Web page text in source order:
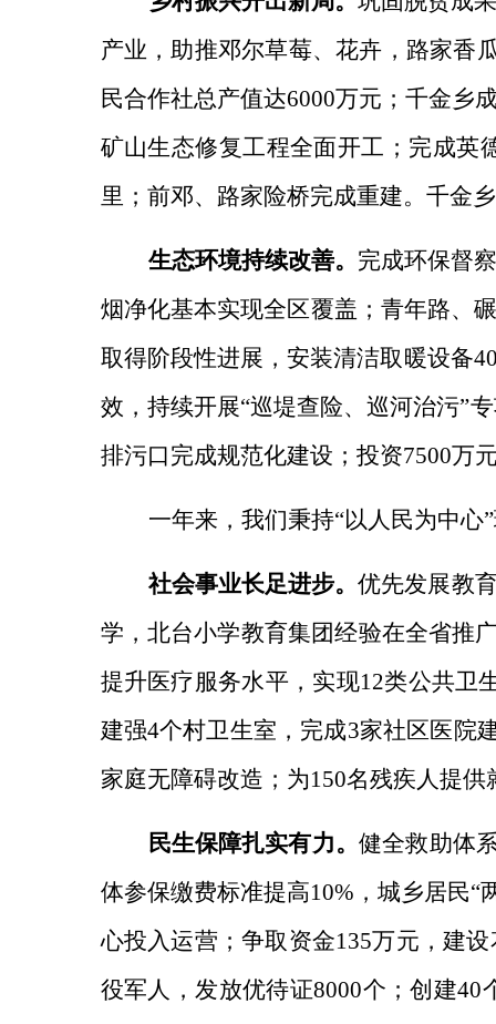
产业，助推邓尔草莓、花卉，路家香
民合作社总产值达6000万元；千金乡
矿山生态修复工程全面开工；完成英
里；前邓、路家险桥完成重建。千金
生态环境持续改善。 完成环保督
烟净化基本实现全区覆盖；青年路、
取得阶段性进展，安装清洁取暖设备
效， 持续开展“巡堤查险、巡河治污”
排污口完成规范化建设；投资7500万
一年来，我们秉持“以人民为中
社会事业长足进步。优先发展教
学，北台小学教育集团经验在全省推
提升医疗服务水平， 实现12类公共卫
建强4个村卫生室，完成3家社区医院
家庭无障碍改造；为150名残疾人提供
民生保障扎实有力。 健全救助体
体参保缴费标准提高10%，城乡居民“
心投入运营；争取资金135万元，建
役军人，发放优待证8000个；创建40